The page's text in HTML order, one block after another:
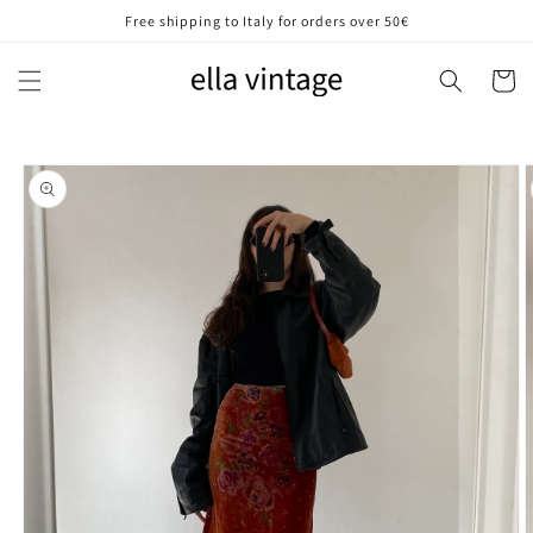
direttamenteFree shipping to Italy for orders over 50€
Carrello
Passa alle
informazioni
sul prodotto